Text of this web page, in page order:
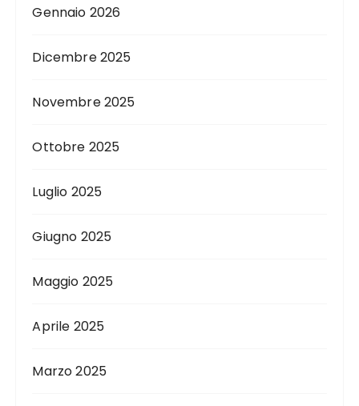
Gennaio 2026
Dicembre 2025
Novembre 2025
Ottobre 2025
Luglio 2025
Giugno 2025
Maggio 2025
Aprile 2025
Marzo 2025